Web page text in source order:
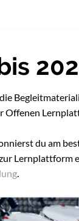
Offenen
du am
Lernplattform
.